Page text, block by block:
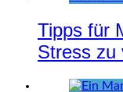
Tipps für
Stress zu